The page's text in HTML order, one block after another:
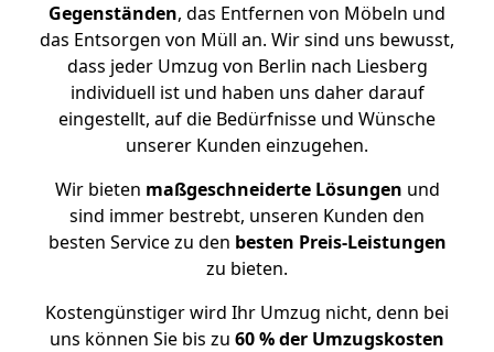
Gegenständen, das Entfernen von Möbeln und
das Entsorgen von Müll an. Wir sind uns bewusst,
dass jeder Umzug von Berlin nach Liesberg
individuell ist und haben uns daher darauf
eingestellt, auf die Bedürfnisse und Wünsche
unserer Kunden einzugehen.
Wir bieten maßgeschneiderte Lösungen und
sind immer bestrebt, unseren Kunden den
besten Service zu den besten Preis-Leistungen
zu bieten.
Kostengünstiger wird Ihr Umzug nicht, denn bei
uns können Sie bis zu 60 % der Umzugskosten